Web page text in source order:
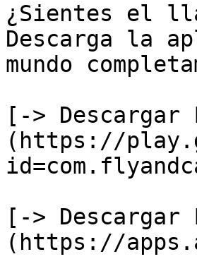
¿Sientes el
Descarga la
mundo
[-> Descargar
(https://
[-> Descargar
(https://